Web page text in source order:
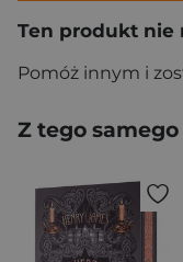
Ten produkt nie
Pomóż innym i
Z tego